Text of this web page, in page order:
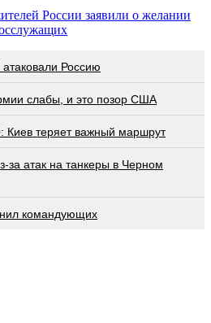
России заявили о желании
Россию
слабы, и это позор США
Киев теряет важный маршрут
за атак на танкеры в Черном
командующих